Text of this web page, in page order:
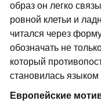
образ он легко
ровной клетьи и
читался через
обозначать не
который
становилась
Европейские